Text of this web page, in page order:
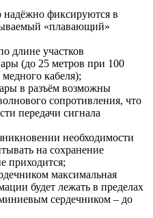
надёжно фиксируются в
«плавающий»
длине участков
(до 25 метров при 100
медного кабеля);
в разъём возможны
сопротивления, что
передачи сигнала
необходимости
на сохранение
приходится;
максимальная
будет лежать в пределах
сердечником – до